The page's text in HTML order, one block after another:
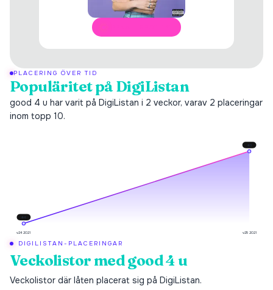
PLACERING ÖVER TID
Populäritet på DigiListan
good 4 u har varit på DigiListan i 2 veckor, varav 2 placeringar
inom topp 10.
# 4
#3
v24 2021 v25 2021
DIGILISTAN-PLACERINGAR
Veckolistor medgood 4 u
Veckolistor där låten placerat sig på DigiListan.